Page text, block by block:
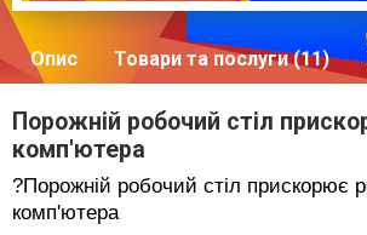
Опис Товари та послуги (11)
Порожній робочий стіл
комп'ютера
?Порожній робочий стіл прискорює
комп'ютера